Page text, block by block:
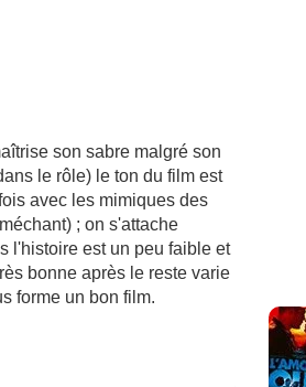
son sabre malgré son
le rôle) le ton du film est
avec les mimiques des
; on s'attache
l'histoire est un peu faible et
bonne après le reste varie
forme un bon film.